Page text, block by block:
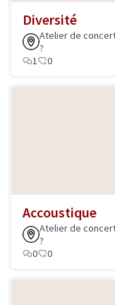
Diversité
Atelier de
?
1
0
Accoustique
Atelier de
?
0
0